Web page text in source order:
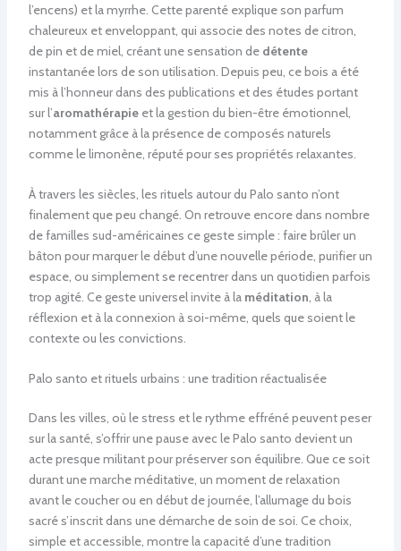
l’encens) et la myrrhe. Cette parenté explique son parfum
chaleureux et enveloppant, qui associe des notes de citron,
de pin et de miel, créant une sensation de détente
instantanée lors de son utilisation. Depuis peu, ce bois a été
mis à l’honneur dans des publications et des études portant
sur l’aromathérapieet la gestion du bien-être émotionnel,
notamment grâce à la présence de composés naturels
comme le limonène, réputé pour ses propriétés relaxantes.
À travers les siècles, les rituels autour du Palo santo n’ont
finalement que peu changé. On retrouve encore dans nombre
de familles sud-américaines ce geste simple : faire brûler un
bâton pour marquer le début d’une nouvelle période, purifier un
espace, ou simplement se recentrer dans un quotidien parfois
trop agité. Ce geste universel invite à la méditation, à la
réflexion et à la connexion à soi-même, quels que soient le
contexte ou les convictions.
Palo santo et rituels urbains : une tradition réactualisée
Dans les villes, où le stress et le rythme effréné peuvent peser
sur la santé, s’offrir une pause avec le Palo santo devient un
acte presque militant pour préserver son équilibre. Que ce soit
durant une marche méditative, un moment de relaxation
avant le coucher ou en début de journée, l’allumage du bois
sacré s’inscrit dans une démarche de soin de soi. Ce choix,
simple et accessible, montre la capacité d’une tradition